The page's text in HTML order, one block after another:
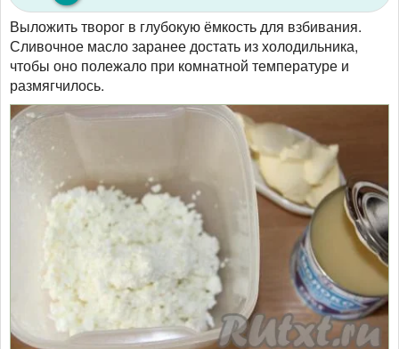
Выложить творог в глубокую ёмкость для взбивания.
Сливочное масло заранее достать из холодильника,
чтобы оно полежало при комнатной температуре и
размягчилось.